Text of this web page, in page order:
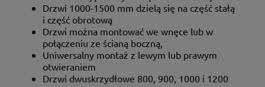
Drzwi 1000-1500 mm dzielą się na część stałą
i część obrotową
Drzwi można montować we wnęce lub w
połączeniu ze ścianą boczną,
Uniwersalny montaż z lewym lub prawym
otwieraniem
Drzwi dwuskrzydłowe 800, 900, 1000 i 1200